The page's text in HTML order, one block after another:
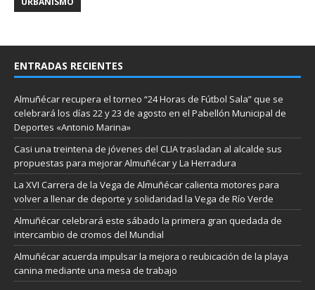
ENTRADAS RECIENTES
Almuñécar recupera el torneo “24 Horas de Fútbol Sala” que se
celebrará los días 22 y 23 de agosto en el Pabellón Municipal de
Deportes «Antonio Marina»
Casi una treintena de jóvenes del CLIA trasladan al alcalde sus
propuestas para mejorar Almuñécar y La Herradura
La XVI Carrera de la Vega de Almuñécar calienta motores para
volver a llenar de deporte y solidaridad la Vega de Río Verde
Almuñécar celebrará este sábado la primera gran quedada de
intercambio de cromos del Mundial
Almuñécar acuerda impulsar la mejora o reubicación de la playa
canina mediante una mesa de trabajo